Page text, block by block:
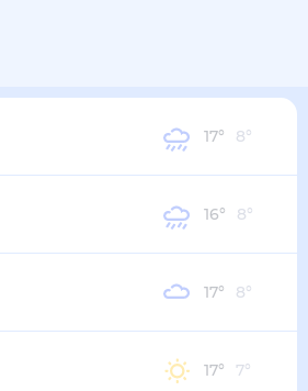
17° 8°
16° 8°
17° 8°
17° 7°